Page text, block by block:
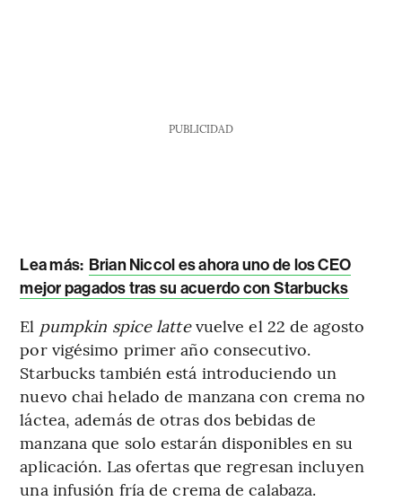
PUBLICIDAD
Lea más: Brian Niccol es ahora uno de los CEO
mejor pagados tras su acuerdo con Starbucks
El pumpkin spice lattevuelve el 22 de agosto
por vigésimo primer año consecutivo.
Starbucks también está introduciendo un
nuevo chai helado de manzana con crema no
láctea, además de otras dos bebidas de
manzana que solo estarán disponibles en su
aplicación. Las ofertas que regresan incluyen
una infusión fría de crema de calabaza.